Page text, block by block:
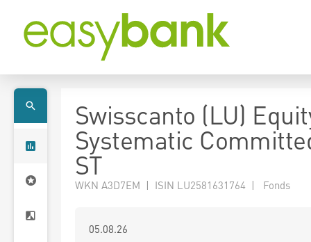
Swisscanto (LU)
Systematic
ST
WKN A3D7EM | ISIN LU2581631764 | Fonds
05.08.26